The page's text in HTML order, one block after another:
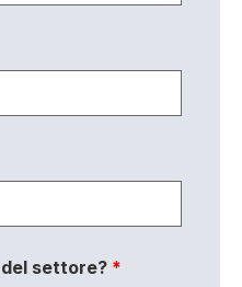
settore? *